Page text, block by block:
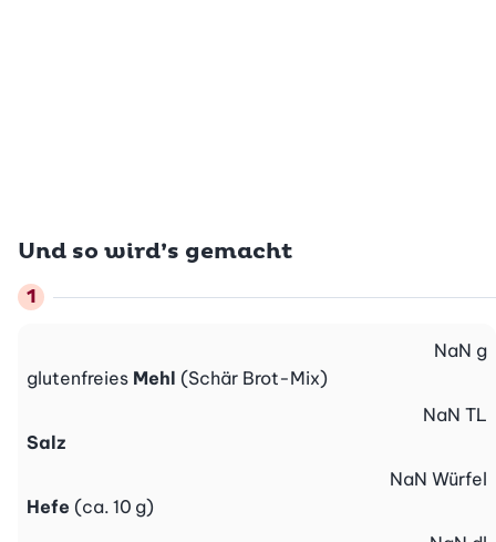
Und so wird’s gemacht
glutenfreies Mehl (Schär Brot-Mix)
NaN g
Salz
NaN TL
Hefe (ca. 10 g)
NaN Würfel